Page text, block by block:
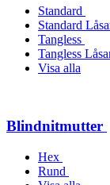
Standard
Standard
Tangless
Tangless
Visa alla
Blindnitmutter
Hex
Rund